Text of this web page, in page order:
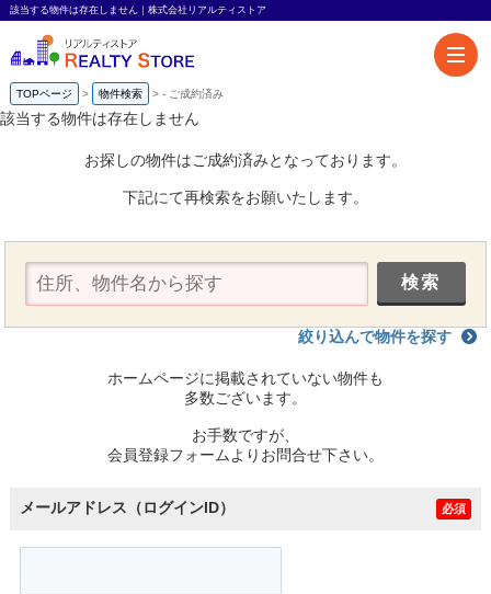
該当する物件は存在しません｜株式会社リアルティストア
TOPページ 物件検索 - ご成約済み
該当する物件は存在しません
お探しの物件はご成約済みとなっております。
下記にて再検索をお願いたします。
絞り込んで物件を探す
ホームページに掲載されていない物件も
多数ございます。
お手数ですが、
会員登録フォームよりお問合せ下さい。
メールアドレス（ログインID） 必須